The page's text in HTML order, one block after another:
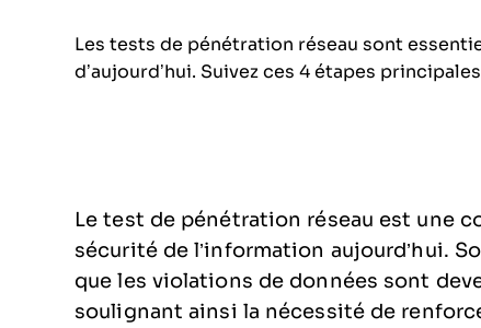
Les tests de pénétration réseau sont
d’aujourd’hui. Suivez ces 4 étapes
Le test de pénétration réseau est une
sécurité de l’information aujourd’hui.
que les violations de données sont
soulignant ainsi la nécessité de